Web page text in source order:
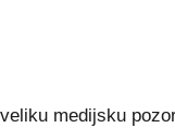
medijsku